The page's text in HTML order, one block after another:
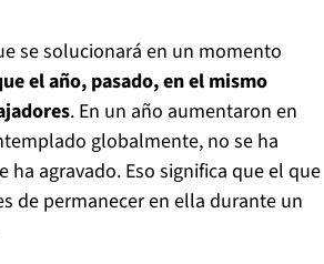
se solucionará en un momento
el año, pasado, en el mismo
. En un año aumentaron en
globalmente, no se ha
agravado. Eso significa que el que
de permanecer en ella durante un